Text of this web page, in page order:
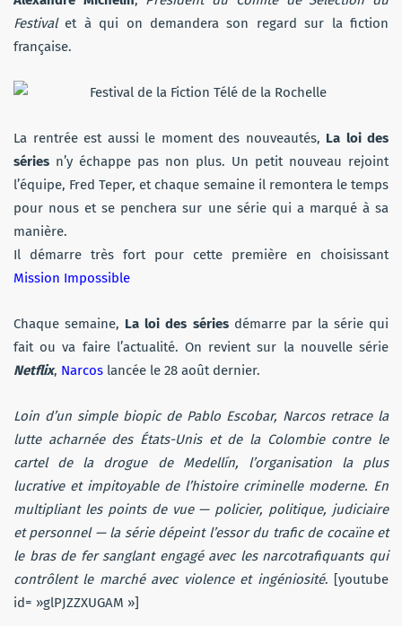
Festivalet à qui on demandera son regard sur la fiction
française.
La rentrée est aussi le moment des nouveautés, La loi des
séries n’y échappe pas non plus. Un petit nouveau rejoint
l’équipe, Fred Teper, et chaque semaine il remontera le temps
pour nous et se penchera sur une série qui a marqué à sa
manière.
Il démarre très fort pour cette première en choisissant
Mission Impossible
Chaque semaine, La loi des sériesdémarre par la série qui
fait ou va faire l’actualité. On revient sur la nouvelle série
Netflix, Narcos lancée le 28 août dernier.
Loin d’un simple biopic de Pablo Escobar, Narcos retrace la
lutte acharnée des États-Unis et de la Colombie contre le
cartel de la drogue de Medellín, l’organisation la plus
lucrative et impitoyable de l’histoire criminelle moderne. En
multipliant les points de vue — policier, politique, judiciaire
et personnel — la série dépeint l’essor du trafic de cocaïne et
le bras de fer sanglant engagé avec les narcotrafiquants qui
contrôlent le marché avec violence et ingéniosité. [youtube
id= »glPJZZXUGAM »]